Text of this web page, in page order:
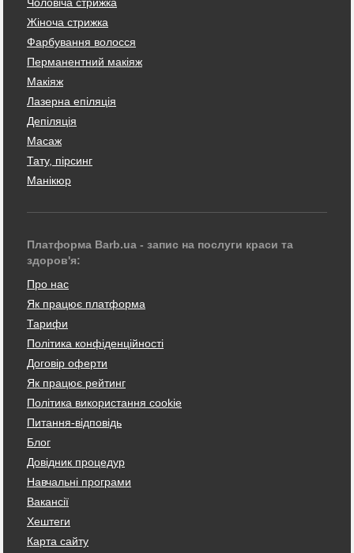
Жіноча стрижка
Фарбування волосся
Перманентний макіяж
Макіяж
Лазерна епіляція
Депіляція
Масаж
Тату, пірсинг
Манікюр
Платформа Barb.ua - запис на послуги краси та
здоров'я:
Про нас
Як працює платформа
Тарифи
Політика конфіденційності
Договір оферти
Як працює рейтинг
Політика використання cookie
Питання-відповідь
Блог
Довідник процедур
Навчальні програми
Вакансії
Хештеги
Карта сайту